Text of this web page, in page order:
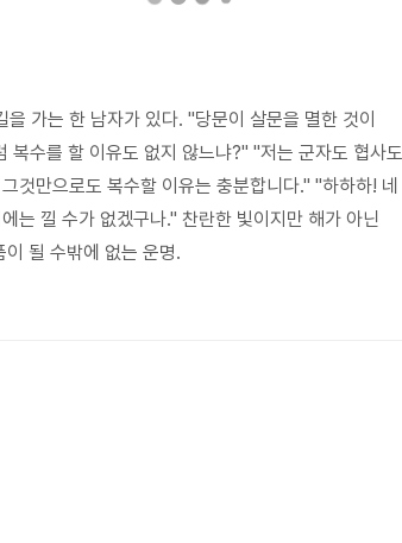
가는 한 남자가 있다. "당문이 살문을 멸한 것이
수를 할 이유도 없지 않느냐?" "저는 군자도 협사도
것만으로도 복수할 이유는 충분합니다." "하하하! 네
는 낄 수가 없겠구나." 찬란한 빛이지만 해가 아닌
될 수밖에 없는 운명.